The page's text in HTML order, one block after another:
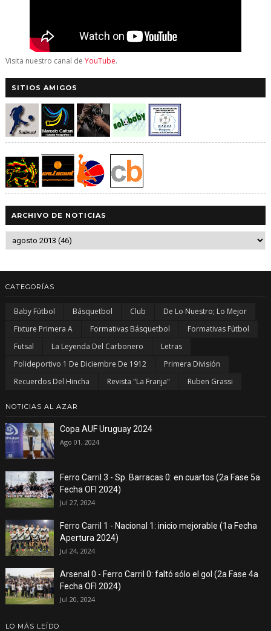
Visita nuestro canal de YouTube.
SITIOS AMIGOS
ARCHIVO DE NOTICIAS
CATEGORÍAS
Baby Fútbol Básquetbol Club
De Lo Nuestro; Lo Mejor
Fixture Primera A
Formativas Básquetbol
Formativas Fútbol
Futsal
La Leyenda Del Carbonero
Letras
Polideportivo 1 De Diciembre De 1912
Primera División
Recuerdos Del Hincha
Revista "La Franja" Ruben Grassi
NOTICIAS AL AZAR
Copa AUF Uruguay 2024
Ago 01, 2024
Ferro Carril 3 - Sp. Barracas 0: en cuartos (2a Fase 5a
Fecha OFI 2024)
Jul 27, 2024
Ferro Carril 1 - Nacional 1: inicio mejorable (1a Fecha
Apertura 2024)
Jul 24, 2024
Arsenal 0 - Ferro Carril 0: faltó sólo el gol (2a Fase 4a
Fecha OFI 2024)
Jul 20, 2024
LO MÁS LEÍDO